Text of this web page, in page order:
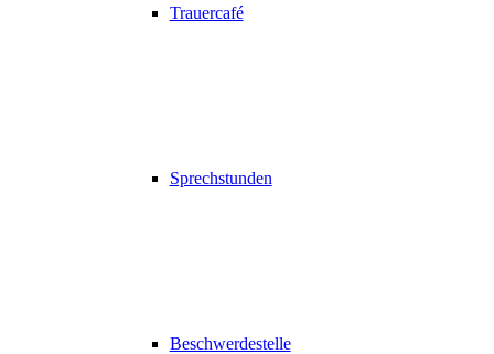
Trauercafé
Sprechstunden
Beschwerdestelle